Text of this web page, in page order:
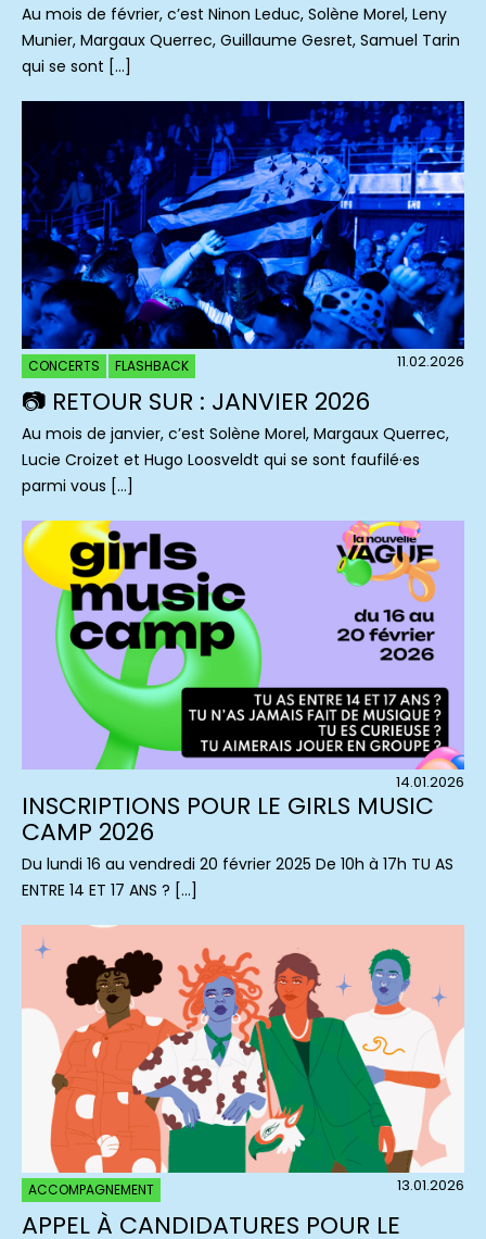
Au mois de février, c’est Ninon Leduc, Solène Morel, Leny
Munier, Margaux Querrec, Guillaume Gesret, Samuel Tarin
qui se sont […]
CONCERTS FLASHBACK 11.02.2026
📷 RETOUR SUR : JANVIER 2026
Au mois de janvier, c’est Solène Morel, Margaux Querrec,
Lucie Croizet et Hugo Loosveldt qui se sont faufilé·es
parmi vous […]
14.01.2026
INSCRIPTIONS POUR LE GIRLS MUSIC
CAMP 2026
Du lundi 16 au vendredi 20 février 2025 De 10h à 17h TU AS
ENTRE 14 ET 17 ANS ? […]
ACCOMPAGNEMENT 13.01.2026
APPEL À CANDIDATURES POUR LE